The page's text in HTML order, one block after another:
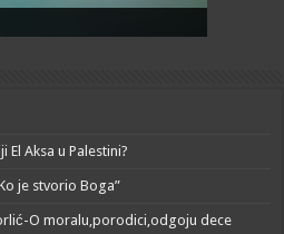
Aksa u Palestini?
je stvorio Boga”
O moralu,porodici,odgoju dece